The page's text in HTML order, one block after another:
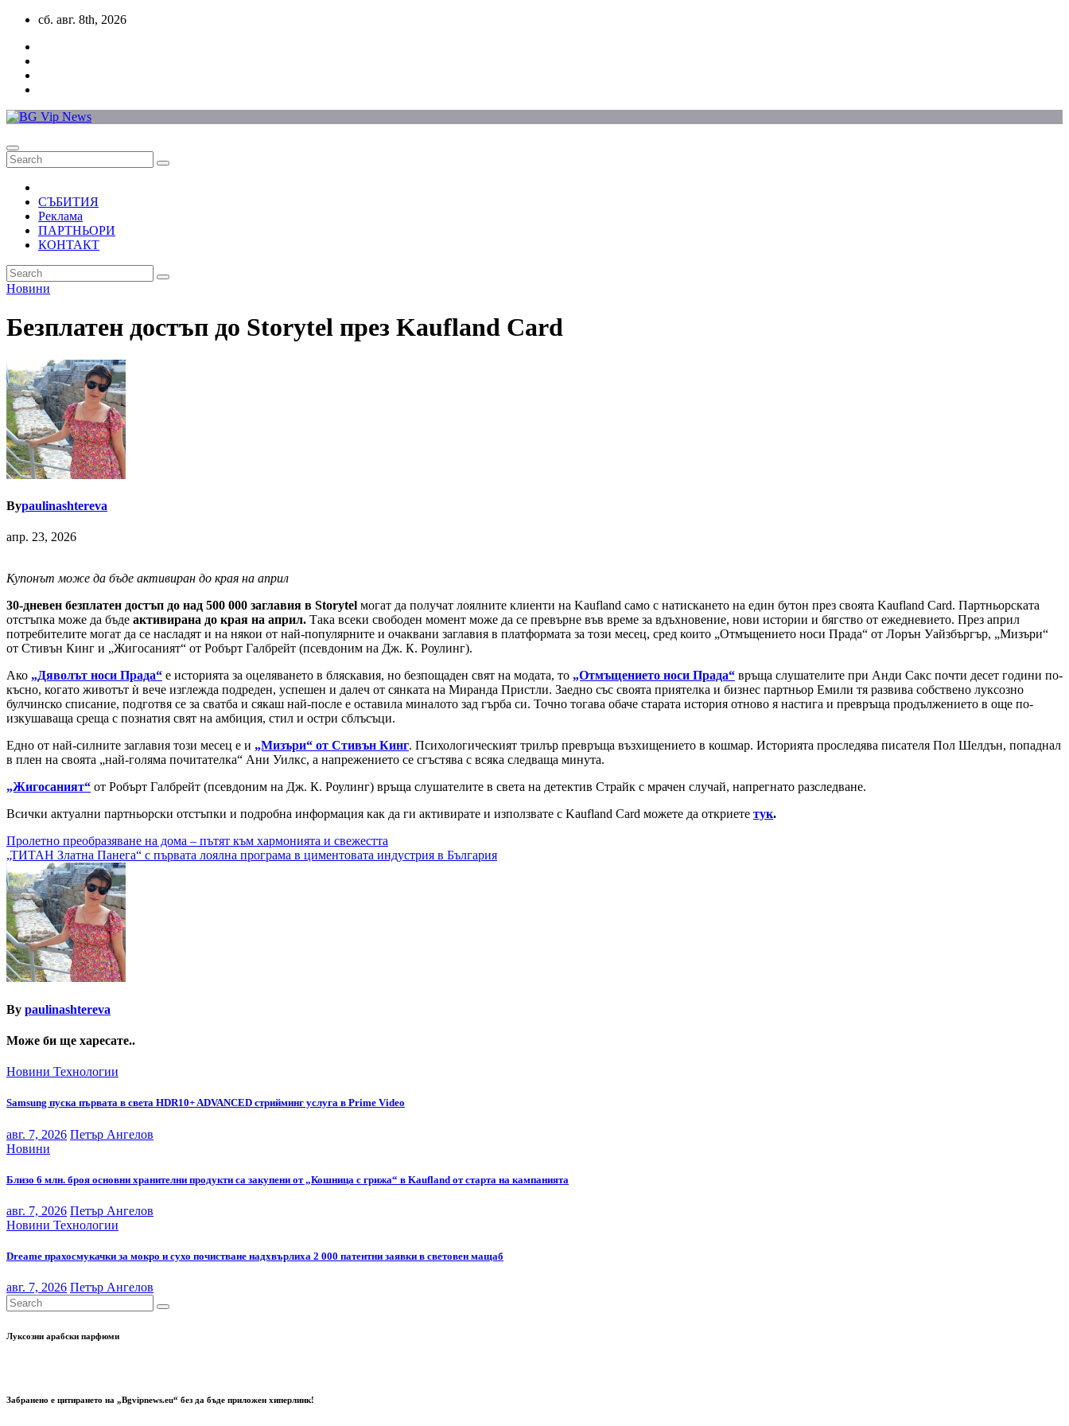
Skip
content
сб. авг. 8th, 2026
СЪБИТИЯ
Реклама
ПАРТНЬОРИ
КОНТАКТ
Новини
Безплатен достъп до Storytel през Kaufland Card
Bypaulinashtereva
апр. 23, 2026
Купонът може да бъде активиран до края на април
30-дневен безплатен достъп до над 500 000 заглавия в Storytel могат да получат лоялните клиенти на Kaufland само с натискането на един бутон през своята Kaufland Card. Партньорската
отстъпка може да бъде активирана до края на април. Така всеки свободен момент може да се превърне във време за вдъхновение, нови истории и бягство от ежедневието. През април
потребителите могат да се насладят и на някои от най-популярните и очаквани заглавия в платформата за този месец, сред които „Отмъщението носи Прада“ от Лорън Уайзбъргър, „Мизъри“
от Стивън Кинг и „Жигосаният“ от Робърт Галбрейт (псевдоним на Дж. К. Роулинг).
Ако „Дяволът носи Прада“ е историята за оцеляването в бляскавия, но безпощаден свят на модата, то „Отмъщението носи Прада“ връща слушателите при Анди Сакс почти десет години по-
късно, когато животът ѝ вече изглежда подреден, успешен и далеч от сянката на Миранда Пристли. Заедно със своята приятелка и бизнес партньор Емили тя развива собствено луксозно
булчинско списание, подготвя се за сватба и сякаш най-после е оставила миналото зад гърба си. Точно тогава обаче старата история отново я настига и превръща продължението в още по-
изкушаваща среща с познатия свят на амбиция, стил и остри сблъсъци.
Едно от най-силните заглавия този месец е и „Мизъри“ от Стивън Кинг. Психологическият трилър превръща възхищението в кошмар. Историята проследява писателя Пол Шелдън, попаднал
в плен на своята „най-голяма почитателка“ Ани Уилкс, а напрежението се сгъстява с всяка следваща минута.
„Жигосаният“ от Робърт Галбрейт (псевдоним на Дж. К. Роулинг) връща слушателите в света на детектив Страйк с мрачен случай, напрегнато разследване.
Всички актуални партньорски отстъпки и подробна информация как да ги активирате и използвате с Kaufland Card можете да откриете тук.
Навигация
Пролетно преобразяване на дома – пътят към хармонията и свежестта
„ТИТАН Златна Панега“ с първата лоялна програма в циментовата индустрия в България
By paulinashtereva
Може би ще харесате..
Новини Технологии
Samsung пуска първата в света HDR10+ ADVANCED стрийминг услуга в Prime Video
авг. 7, 2026 Петър Ангелов
Новини
Близо 6 млн. броя основни хранителни продукти са закупени от „Кошница с грижа“ в Kaufland от старта на кампанията
авг. 7, 2026 Петър Ангелов
Новини Технологии
Dreame прахосмукачки за мокро и сухо почистване надхвърлиха 2 000 патентни заявки в световен мащаб
авг. 7, 2026 Петър Ангелов
Луксозни арабски парфюми
Забранено е цитирането на „Bgvipnews.eu“ без да бъде приложен хиперлинк!